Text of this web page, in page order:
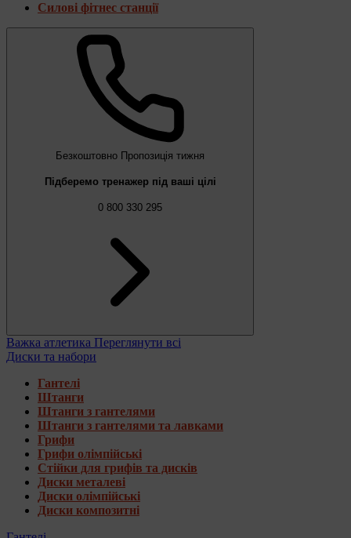
Силові фітнес станції
Безкоштовно Пропозиція тижня
Підберемо тренажер під ваші цілі
0 800 330 295
Важка атлетика Переглянути всі
Диски та набори
Гантелі
Штанги
Штанги з гантелями
Штанги з гантелями та лавками
Грифи
Грифи олімпійські
Стійки для грифів та дисків
Диски металеві
Диски олімпійські
Диски композитні